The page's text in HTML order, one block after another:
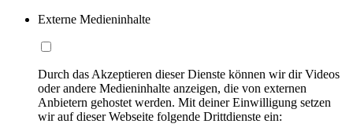
Externe Medieninhalte
Durch das Akzeptieren dieser Dienste können wir dir Videos
oder andere Medieninhalte anzeigen, die von externen
Anbietern gehostet werden. Mit deiner Einwilligung setzen
wir auf dieser Webseite folgende Drittdienste ein: